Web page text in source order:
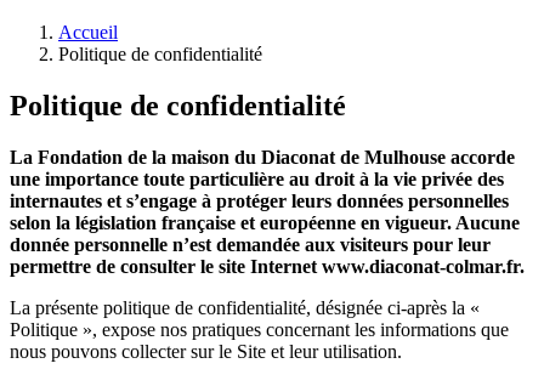
Accueil
Politique de confidentialité
Politique de confidentialité
La Fondation de la maison du Diaconat de Mulhouse accorde
une importance toute particulière au droit à la vie privée des
internautes et s’engage à protéger leurs données personnelles
selon la législation française et européenne en vigueur. Aucune
donnée personnelle n’est demandée aux visiteurs pour leur
permettre de consulter le site Internet www.diaconat-colmar.fr.
La présente politique de confidentialité, désignée ci-après la «
Politique », expose nos pratiques concernant les informations que
nous pouvons collecter sur le Site et leur utilisation.